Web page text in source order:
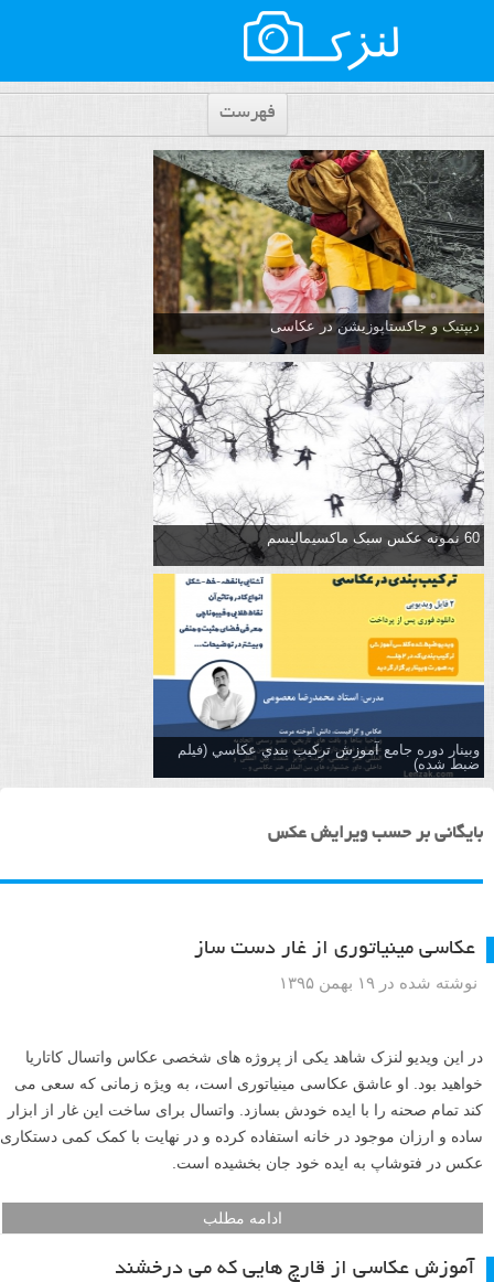
فهرست
دیپتیک و جاکستا‌پوزیشن در عکاسی
60 نمونه عکس سبک ماکسیمالیسم
وبینار دوره جامع آموزش تركيب بندي عكاسي (فیلم
ضبط شده)
بایگانی بر حسب ویرایش عکس
عکاسی مینیاتوری از غار دست ساز
نوشته شده در ۱۹ بهمن ۱۳۹۵
در این ویدیو لنزک شاهد یکی از پروژه های شخصی عکاس واتسال کاتاریا
خواهید بود. او عاشق عکاسی مینیاتوری است، به ویژه زمانی که سعی می
کند تمام صحنه را با ایده خودش بسازد. واتسال برای ساخت این غار از ابزار
ساده و ارزان موجود در خانه استفاده کرده و در نهایت با کمک کمی دستکاری
عکس در فتوشاپ به ایده خود جان بخشیده است.
ادامه مطلب
آموزش عکاسی از قارچ هایی که می درخشند